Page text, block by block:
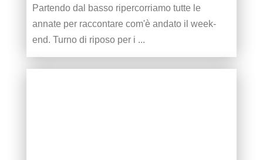
Partendo dal basso ripercorriamo tutte le
annate per raccontare com'è andato il week-
end. Turno di riposo per i ...